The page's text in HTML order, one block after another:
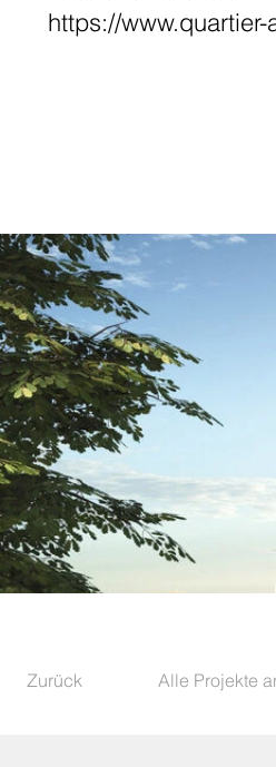
https://
Zurück Alle Projekte